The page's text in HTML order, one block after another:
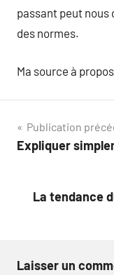
passant peut nous
des normes.
Ma source à
Navigation
de
Publication
Expliquer
La tendance
Laisser un